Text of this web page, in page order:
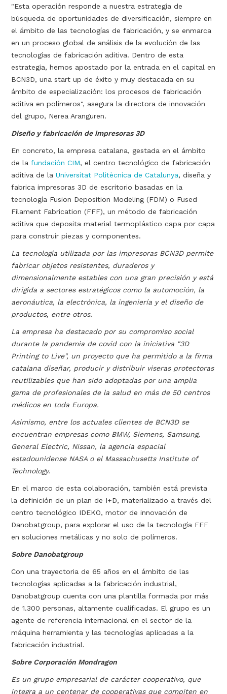
"Esta operación responde a nuestra estrategia de
búsqueda de oportunidades de diversificación, siempre en
el ámbito de las tecnologías de fabricación, y se enmarca
en un proceso global de análisis de la evolución de las
tecnologías de fabricación aditiva. Dentro de esta
estrategia, hemos apostado por la entrada en el capital en
BCN3D, una start up de éxito y muy destacada en su
ámbito de especialización: los procesos de fabricación
aditiva en polímeros", asegura la directora de innovación
del grupo, Nerea Aranguren.
Diseño y fabricación de impresoras 3D
En concreto, la empresa catalana, gestada en el ámbito
de lafundación CIM, el centro tecnológico de fabricación
aditiva de laUniversitat Politècnica de Catalunya, diseña y
fabrica impresoras 3D de escritorio basadas en la
tecnología Fusion Deposition Modeling (FDM) o Fused
Filament Fabrication (FFF), un método de fabricación
aditiva que deposita material termoplástico capa por capa
para construir piezas y componentes.
La tecnología utilizada por las impresoras BCN3D permite
fabricar objetos resistentes, duraderos y
dimensionalmente estables con una gran precisión y está
dirigida a sectores estratégicos como la automoción, la
aeronáutica, la electrónica, la ingeniería y el diseño de
productos, entre otros.
La empresa ha destacado por su compromiso social
durante la pandemia de covid con la iniciativa "3D
Printing to Live", un proyecto que ha permitido a la firma
catalana diseñar, producir y distribuir viseras protectoras
reutilizables que han sido adoptadas por una amplia
gama de profesionales de la salud en más de 50 centros
médicos en toda Europa.
Asimismo, entre los actuales clientes de BCN3D se
encuentran empresas como BMW, Siemens, Samsung,
General Electric, Nissan, la agencia espacial
estadounidense NASA o el Massachusetts Institute of
Technology.
En el marco de esta colaboración, también está prevista
la definición de un plan de I+D, materializado a través del
centro tecnológico IDEKO, motor de innovación de
Danobatgroup, para explorar el uso de la tecnología FFF
en soluciones metálicas y no solo de polímeros.
Sobre Danobatgroup
Con una trayectoria de 65 años en el ámbito de las
tecnologías aplicadas a la fabricación industrial,
Danobatgroup cuenta con una plantilla formada por más
de 1.300 personas, altamente cualificadas. El grupo es un
agente de referencia internacional en el sector de la
máquina herramienta y las tecnologías aplicadas a la
fabricación industrial.
Sobre Corporación Mondragon
Es un grupo empresarial de carácter cooperativo, que
integra a un centenar de cooperativas que compiten en